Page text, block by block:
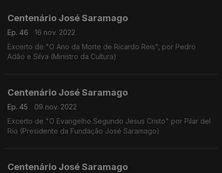
Centenário José Saramago
Ep. 46
16 nov. 2022
Excerto de "O Ano da Morte de Ricardo Reis", por Pedro
Adão e Silva (Ministro da Cultura)
Centenário José Saramago
Ep. 45
09 nov. 2022
Excerto de "O Evangelho Segundo Jesus Cristo" por Pilar del
Río (Presidente da Fundação José Saramago)
Centenário José Saramago